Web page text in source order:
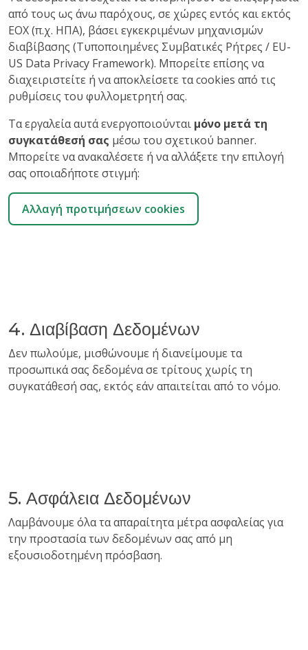
από τους ως άνω παρόχους, σε χώρες εντός και εκτός
ΕΟΧ (π.χ. ΗΠΑ), βάσει εγκεκριμένων μηχανισμών
διαβίβασης (Τυποποιημένες Συμβατικές Ρήτρες / EU-
US Data Privacy Framework). Μπορείτε επίσης να
διαχειριστείτε ή να αποκλείσετε τα cookies από τις
ρυθμίσεις του φυλλομετρητή σας.
Τα εργαλεία αυτά ενεργοποιούνται μόνο μετά τη
συγκατάθεσή σας μέσω του σχετικού banner.
Μπορείτε να ανακαλέσετε ή να αλλάξετε την επιλογή
σας οποιαδήποτε στιγμή:
Αλλαγή προτιμήσεων cookies
4. Διαβίβαση Δεδομένων
Δεν πωλούμε, μισθώνουμε ή διανείμουμε τα
προσωπικά σας δεδομένα σε τρίτους χωρίς τη
συγκατάθεσή σας, εκτός εάν απαιτείται από το νόμο.
5. Ασφάλεια Δεδομένων
Λαμβάνουμε όλα τα απαραίτητα μέτρα ασφαλείας για
την προστασία των δεδομένων σας από μη
εξουσιοδοτημένη πρόσβαση.